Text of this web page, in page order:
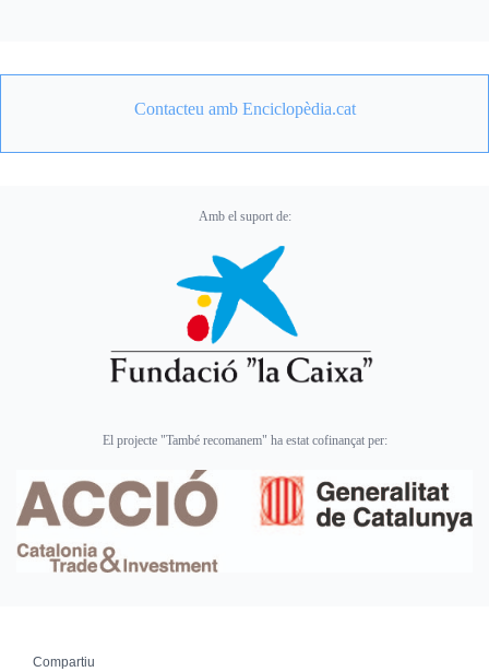
Contacteu amb Enciclopèdia.cat
Amb el suport de:
El projecte "També recomanem" ha estat cofinançat per:
Compartiu